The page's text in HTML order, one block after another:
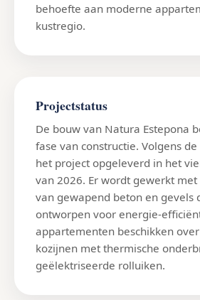
behoefte aan moderne
kustregio.
Projectstatus
De bouw van Natura Estepona
fase van constructie. Volgens
het project opgeleverd in het
van 2026. Er wordt gewerkt
van gewapend beton en gevels
ontworpen voor energie-
appartementen beschikken
kozijnen met thermische
geëlektriseerde rolluiken.